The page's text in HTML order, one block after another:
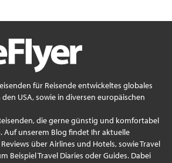
für Reisende entwickeltes globales
USA, sowie in diversen europäischen
die gerne günstig und komfortabel
Auf unserem Blog findet Ihr aktuelle
über Airlines und Hotels, sowie Travel
Beispiel Travel Diaries oder Guides. Dabei